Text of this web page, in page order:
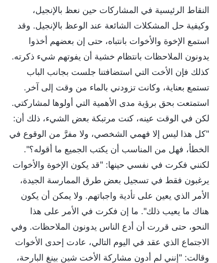
النقاط الرئيسية في المشاركات حين نعظ بالإنجيل،
وكيفية حل المشكلات الشائعة عند الوعظ بالإنجيل. وقد
استمع الإخوة والأخوات بانتباه، حتى إن بعضهم أخذوا
يدونون الملاحظات بانتظام خشية أن يفوتهم شيء ذكرته.
كذلك فإن الأخت التي استضافتنا جلست بجانب الباب
تستمع بعناية، وكانت تزودني بالماء من وقت إلى آخر.
استمتعت بحق برؤية مدى الأهمية التي أولوها لمشاركتي.
لكن في الوقت عينه، كنت مرتبكة بعض الشيء، ذلك أن:
"كل هذا ليس إلا فهمي الشخصي، ولا مفرَّ من الوقوع في
الخطأ، فهل من المناسب أن يكتب الجميع ما أقوله؟".
لكنني فكرت في نفسي حينها: "قد يكون الإخوة والأخوات
يرغبون فقط في تسجيل بعض طرق الممارسة الجيدة،
الأمر الذي يعين على تأدية واجباتهم. ولا يمكن أن يكون
هناك ما يعيب ذلك". ما إن فكرت في الأمر على هذا
النحو، حتى قررت أن أدع الناس يدونون الملاحظات. وفي
الاجتماع الذي عقد في اليوم التالي، عادت إحدى الأخوات
وقالت: "إنني لم أدون مشاركة الأخت شين بينغ البارحة،